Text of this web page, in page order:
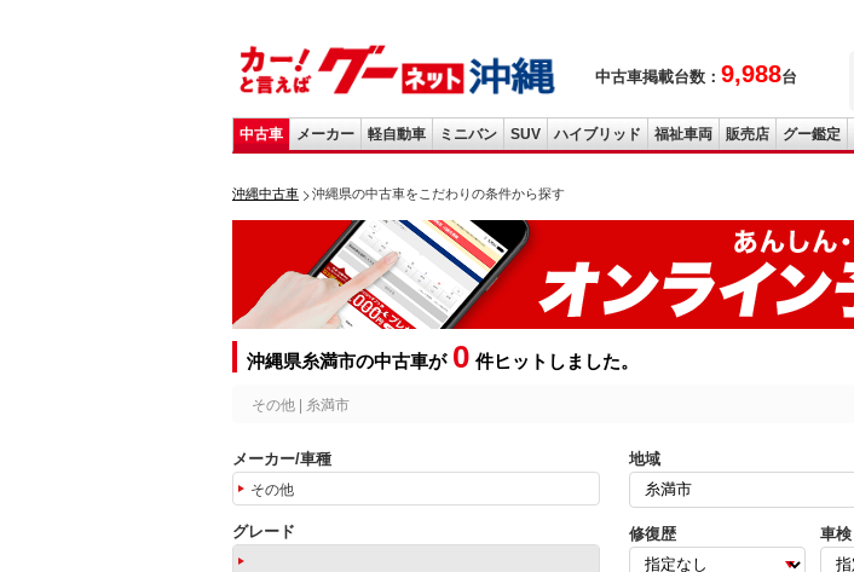
中古車掲載台数： 9,988台
中古車 メーカー 軽自動車 ミニバン SUV ハイブリッド 福祉車両 販売店 グー鑑定
沖縄中古車 沖縄県の中古車をこだわりの条件から探す
沖縄県糸満市の中古車が 0 件ヒットしました。
その他 | 糸満市
メーカー/車種
その他
グレード
地域
修復歴 車検